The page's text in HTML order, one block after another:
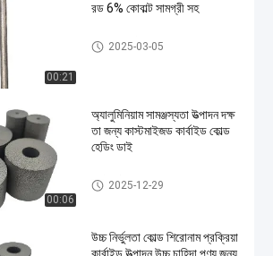
00:21
রড 6% কোবাল্ট সামগ্রী সহ
সিমেন্টেড কার্বাইড রড
2025-03-05
00:06
অ্যালুমিনিয়াম সামঞ্জস্যতা উত্পাদন দক্ষ
তা জন্য কাস্টমাইজড কার্বাইড কোল্ড
হেডিং ডাই
কার্বাইড ঠান্ডা শিরোনাম মারা
2025-12-29
উচ্চ নির্ভুলতা কোল্ড শিরোনাম প্রক্রিয়া